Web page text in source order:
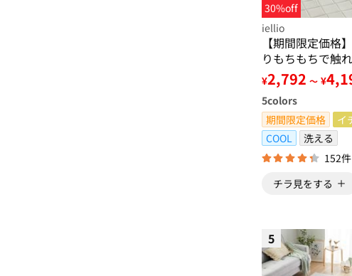
30%off
iellio
【期間限定価格
りもちもちで触
る 洗えるラグ
発・滑りにくい
感・防ダニ・カー
＞
¥2,792 ～ ¥
5colors
期間限定価格
イ
COOL
洗える
152件
チラ見をする
5